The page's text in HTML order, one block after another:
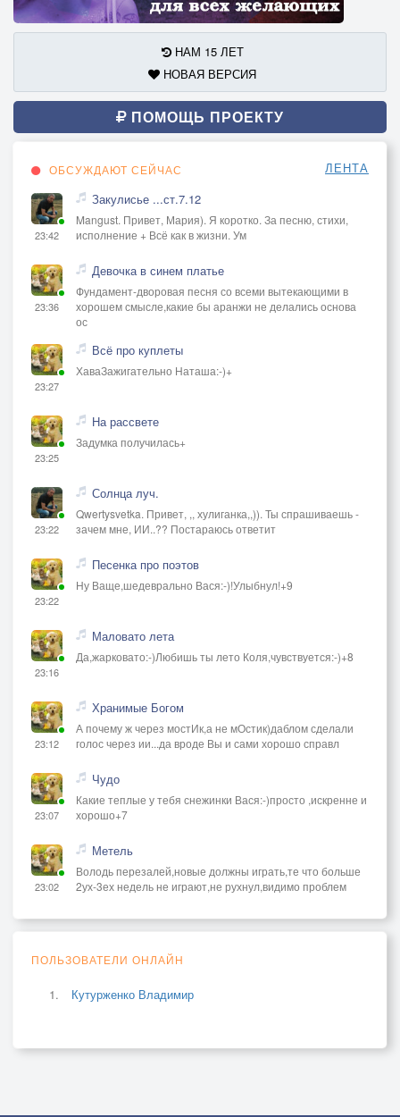
НАМ 15 ЛЕТ
НОВАЯ ВЕРСИЯ
ПОМОЩЬ ПРОЕКТУ
ОБСУЖДАЮТ СЕЙЧАС ЛЕНТА
23:42
Закулисье ...ст.7.12
Mangust. Привет, Мария). Я коротко. За песню, стихи,
исполнение + Всё как в жизни. Ум
23:36
Девочка в синем платье
Фундамент-дворовая песня со всеми вытекающими в
хорошем смысле,какие бы аранжи не делались основа
ос
23:27
Всё про куплеты
ХаваЗажигательно Наташа:-)+
23:25
На рассвете
Задумка получилась+
23:22
Солнца луч.
Qwertysvetka. Привет, ,, хулиганка,,)). Ты спрашиваешь -
зачем мне, ИИ..?? Постараюсь ответит
23:22
Песенка про поэтов
Ну Ваще,шедеврально Вася:-)!Улыбнул!+9
23:16
Маловато лета
Да,жарковато:-)Любишь ты лето Коля,чувствуется:-)+8
23:12
Хранимые Богом
А почему ж через мостИк,а не мОстик)даблом сделали
голос через ии...да вроде Вы и сами хорошо справл
23:07
Чудо
Какие теплые у тебя снежинки Вася:-)просто ,искренне и
хорошо+7
23:02
Метель
Володь перезалей,новые должны играть,те что больше
2ух-3ех недель не играют,не рухнул,видимо проблем
ПОЛЬЗОВАТЕЛИ ОНЛАЙН
Кутурженко Владимир